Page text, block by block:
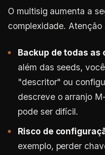
O multisig aumenta a
complexidade. Atenção
Backup de todas as
além das seeds,
"descritor" ou
descreve o arranjo
pode ser difícil.
Risco de
exemplo, perder